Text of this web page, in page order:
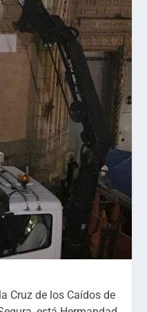
Cruz de los Caídos de